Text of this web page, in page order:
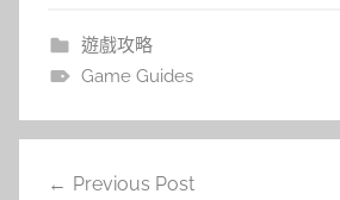
遊戲攻略
Game Guides
Previous Post